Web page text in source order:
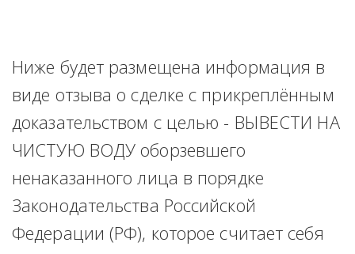
Ниже будет размещена информация в
виде отзыва о сделке с прикреплённым
доказательством с целью - ВЫВЕСТИ НА
ЧИСТУЮ ВОДУ оборзевшего
ненаказанного лица в порядке
Законодательства Российской
Федерации (РФ), которое считает себя